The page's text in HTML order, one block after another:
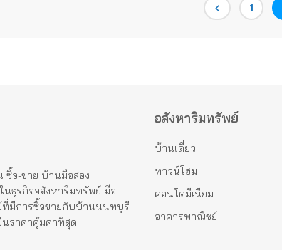
Page
1
อ-ขาย บ้านมือสอง
นธุรกิจอสังหาริมทรัพย์ มือ
มีการซื้อขายกับบ้านนนทบุรี
ราคาคุ้มค่าที่สุด
อสังหาริมทรัพย์
บ้านเดี่ยว
ทาวน์โฮม
คอนโดมีเนียม
อาคารพาณิชย์